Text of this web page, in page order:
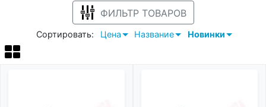
ФИЛЬТР ТОВАРОВ
Сортировать: Цена Название Новинки